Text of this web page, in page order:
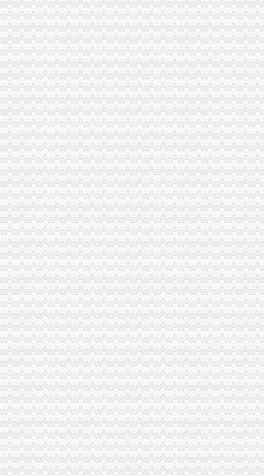
关于统一换发税务登记证件公告
11月7日广西广西城建咨询有限公司玉林市福绵区新桥联片农村饮水安
【上海新桥税务登记|税务登记证办理|代理税务登记】-上海赶集网
关于统一换发税务登记证件公告
【常州新桥税务登记|税务登记证办理|代理税务登记】-常州赶集网
分享深圳宝安新桥工商代办工商注册流程-兴义之窗
1.1.7企业注册登记步骤(七)办理税务登记-shuo的日志-网易博客
松江新桥办营业执照兼职会计-上海58同城
中国常州高新区-【个管办】新桥个管办对国地税信息进行比对推进信
北京市国家税务局转发国家税务总局关于金融保险业税收政策调整后若
中国常州高新区-新桥个管办推进信息管税工作
税务登记证-荣誉证书-上海恒刚仪器仪表有限公司
象山县信息公开-代办企业（国税、地税）税务登记证
税务登记证如何办理？设立税务登记应提供的证件_搜狐教育_搜狐网
今日早报
【办理税务开业登记,工商登记,财税咨询,代理记账】价格_厂家_
温州机场·温州都市报
：凯诺科技：华泰联合证券有限责任公司关于凯诺科技股份有
全工厂注册流程及相关费用详解-我爱铺网
发布商机列表_天恒信财税办理公司注册,代理记账【今日推荐网-分类
台州市国、地税深化合作,得出“1+1”三种答案_宁波频道_凤凰网
分类广告-----湖南日报数字报刊
我在新桥沁园这边做餐饮怎样办理工商执照_百度知道
温州仲裁委员会公告·温州都市报
分类广告_新浪新闻
天津新会里装修
家电修理店怎么开？-【设计本有问必答】
注册公司税务登记流程及费用.pdf
上海海外公司注册：2016注册公司好的选择-上海爱问分类
无锡市场：南长区五爱路代办公司证件税务登记公司注册代理记账
《税务知识大全》
代理记账_常州银通代理记账价格|代理记账_常州银通代理记账型号规格
北京市门头沟区为民服务中心
800元起优惠注册各区公司批增值税-上海58同城
分类广告_资讯频道_凤凰网
温州店面装饰哪家效果好？_商场装修|一起网装修
启事/公告__都市_温商网
公司办理社保的整个流程_点点_新浪博客